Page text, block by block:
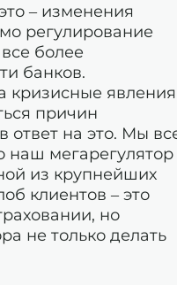
– изменения
регулирование
более
банков.
кризисные явления
причин
ответ на это. Мы
наш мегарегулятор
из крупнейших
клиентов – это
но
не только делать